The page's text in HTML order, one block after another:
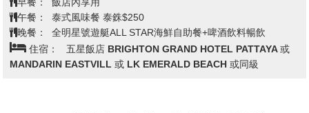
將安排您於酒店內自由活動，並請於報名時主動告知您
的業務員，可預先退還該活動費用每位$500泰銖
(出發後放棄行程無法退費)，當日之午餐仍會與團體同
時進行。敬請見諒。
早餐：
飯店內享用
午餐：
泰式風味餐 泰銖$250
晚餐：
全明星號遊艇ALL STAR海鮮自助餐+啤酒飲料暢飲
住宿：
五星飯店 BRIGHTON GRAND HOTEL PATTAYA 或
MANDARIN EASTVILL 或 LK EMERALD BEACH 或同級